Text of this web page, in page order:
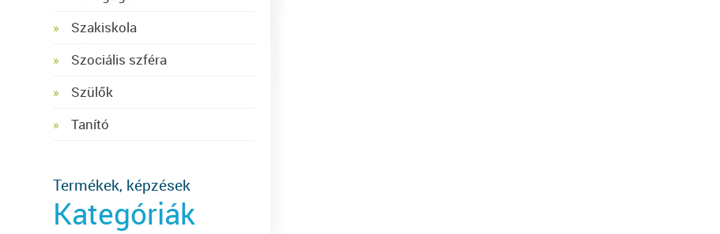
Szakiskola
Szociális szféra
Szülők
Tanító
Termékek, képzések
Kategóriák